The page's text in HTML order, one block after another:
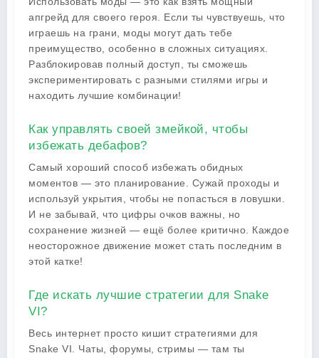
апгрейд для своего героя. Если ты чувствуешь, что
играешь на грани, моды могут дать тебе
преимущество, особенно в сложных ситуациях.
Разблокировав полный доступ, ты сможешь
экспериментировать с разными стилями игры и
находить лучшие комбинации!
Как управлять своей змейкой, чтобы
избежать дебафов?
Самый хороший способ избежать обидных
моментов — это планирование. Сужай проходы и
используй укрытия, чтобы не попасться в ловушки.
И не забывай, что цифры очков важны, но
сохранение жизней — ещё более критично. Каждое
неосторожное движение может стать последним в
этой катке!
Где искать лучшие стратегии для Snake
VI?
Весь интернет просто кишит стратегиями для
Snake VI. Чаты, форумы, стримы — там ты